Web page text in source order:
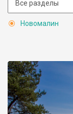
Новомалин